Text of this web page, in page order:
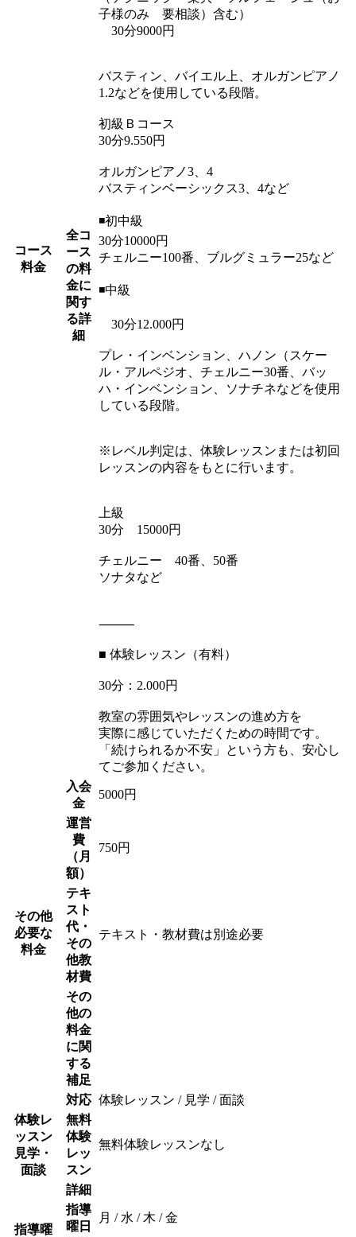
コース
料金
全コ
ース
の料
金に
関す
る詳
細
子様のみ 要相談）含む）
30分9000円
バスティン、バイエル上、オルガンピアノ
1.2などを使用している段階。
初級Ｂコース
30分9.550円
オルガンピアノ3、4
バスティンベーシックス3、4など
◾初中級
30分10000円
チェルニー100番、ブルグミュラー25など
◾️中級
30分12.000円
プレ・インベンション、ハノン（スケー
ル・アルペジオ、チェルニー30番、バッ
ハ・インベンション、ソナチネなどを使用
している段階。
※レベル判定は、体験レッスンまたは初回
レッスンの内容をもとに行います。
上級
30分 15000円
チェルニー 40番、50番
ソナタなど
⸻
■ 体験レッスン（有料）
30分：2.000円
教室の雰囲気やレッスンの進め方を
実際に感じていただくための時間です。
「続けられるか不安」という方も、安心し
てご参加ください。
その他
必要な
料金
入会
金
5000円
運営
費
（月
額）
750円
テキ
スト
代・
その
他教
材費
テキスト・教材費は別途必要
その
他の
料金
に関
する
補足
体験レ
ッスン
見学・
面談
対応 体験レッスン / 見学 / 面談
無料
体験
レッ
スン
無料体験レッスンなし
詳細
指導曜
指導
曜日
月 / 水 / 木 / 金